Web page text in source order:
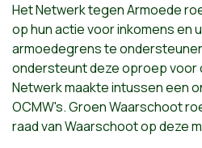
Het Netwerk tegen Armoede
op hun actie voor inkomens en
armoedegrens te
ondersteunt deze oproep voor
Netwerk maakte intussen een
OCMW's. Groen Waarschoot
raad van Waarschoot op deze